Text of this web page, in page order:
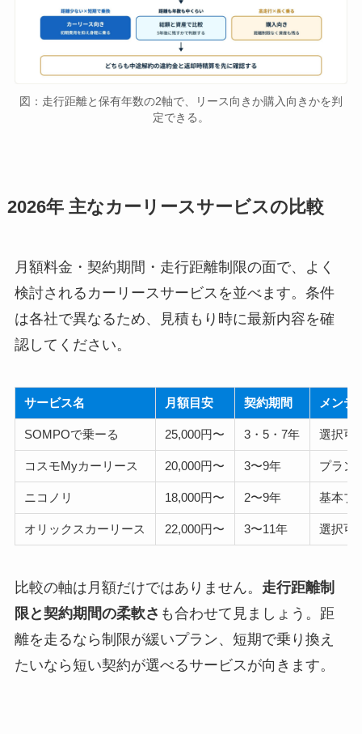
図：走行距離と保有年数の2軸で、リース向きか購入向きかを判
定できる。
2026年 主なカーリースサービスの比較
月額料金・契約期間・走行距離制限の面で、よく
検討されるカーリースサービスを並べます。条件
は各社で異なるため、見積もり時に最新内容を確
認してください。
サービス名 月額目安 契約期間 メンテ
SOMPOで乗ーる 25,000円〜 3・5・7年 選択可
コスモMyカーリース 20,000円〜 3〜9年 プラン
ニコノリ 18,000円〜 2〜9年 基本プ
オリックスカーリース 22,000円〜 3〜11年 選択可
比較の軸は月額だけではありません。 走行距離制
限と契約期間の柔軟さ も合わせて見ましょう。距
離を走るなら制限が緩いプラン、短期で乗り換え
たいなら短い契約が選べるサービスが向きます。